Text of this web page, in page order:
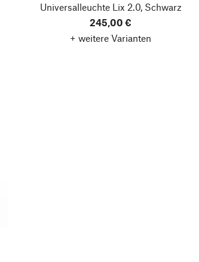
Universalleuchte Lix 2.0, Schwarz
245,00 €
+ weitere Varianten